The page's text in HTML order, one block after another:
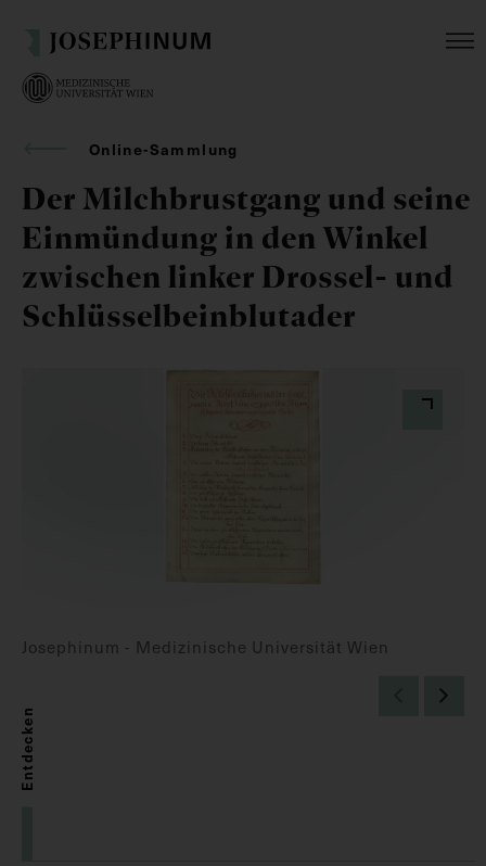
Online-Sammlung
Der Milchbrustgang und seine
Einmündung in den Winkel
zwischen linker Drossel- und
Schlüsselbeinblutader
Josephinum - Medizinische Universität Wien
Entdecken